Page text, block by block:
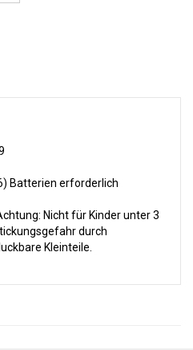
Batterien erforderlich
Nicht für Kinder unter 3
durch
Kleinteile.